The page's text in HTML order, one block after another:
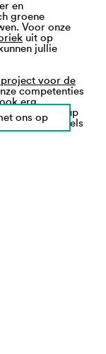
en
groene
Voor onze
uit op
jullie
voor de
competenties
erg
Colruyt Group
groengevels
ons op